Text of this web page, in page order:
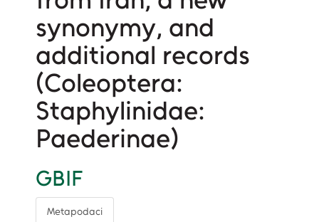
synonymy, and
additional records
(Coleoptera:
Staphylinidae:
Paederinae)
GBIF
Metapodaci